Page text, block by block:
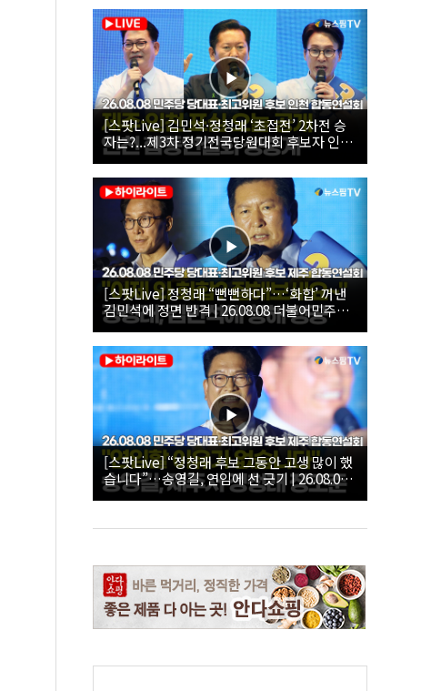
[스팟Live] 김민석·정청래 ‘초접전’ 2차전 승
자는?...제3차 정기전국당원대회 후보자 인천
합동연설회 생중계 | 26.08.08
[스팟Live] 정청래 “뻔뻔하다”…‘화합’ 꺼낸
김민석에 정면 반격 | 26.08.08 더불어민주당
당대표·최고위원 후보 제주 합동연설회
[스팟Live] “정청래 후보 그동안 고생 많이 했
습니다”…송영길, 연임에 선 긋기 | 26.08.08
더불어민주당 당대표·최고위원 후보 제주 합